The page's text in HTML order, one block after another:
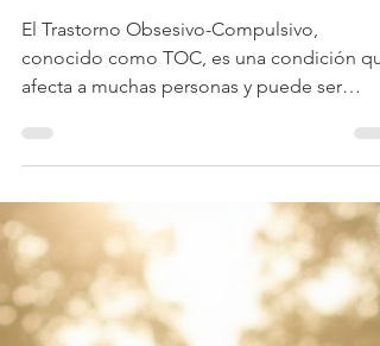
Tratamiento TOC:
Tratamientos
disponibles para el
TOC en Costa Rica
El Trastorno Obsesivo-Compulsivo,
conocido como TOC, es una condición
afecta a muchas personas y puede ser
realmente agotadora. ¿Alguna vez has
sentido que tus pensamientos no te dejan